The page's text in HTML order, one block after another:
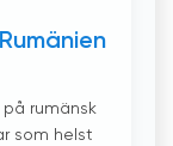
rumänsk
som helst